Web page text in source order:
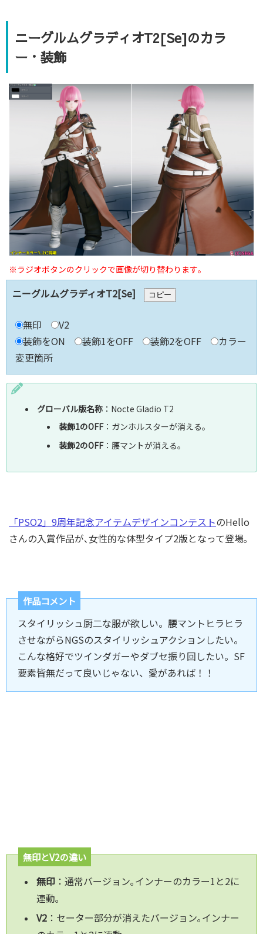
ニーグルムグラディオT2[Se]のカラ
ー・装飾
※ラジオボタンのクリックで画像が切り替わります｡
ニーグルムグラディオT2[Se] コピー
無印
V2
装飾をON
装飾1をOFF 装飾2をOFF
カラー
変更箇所
グローバル版名称 ：Nocte Gladio T2
装飾1のOFF：ガンホルスターが消える｡
装飾2のOFF：腰マントが消える｡
「PSO2」9周年記念アイテムデザインコンテストのHello
さんの入賞作品が､女性的な体型タイプ2版となって登場｡
作品コメント
スタイリッシュ厨二な服が欲しい。腰マントヒラヒラ
させながらNGSのスタイリッシュアクションしたい。
こんな格好でツインダガーやダブセ振り回したい。SF
要素皆無だって良いじゃない、愛があれば！！
無印とV2の違い
無印 ：通常バージョン｡インナーのカラー1と2に
連動｡
V2 ：セーター部分が消えたバージョン｡インナー